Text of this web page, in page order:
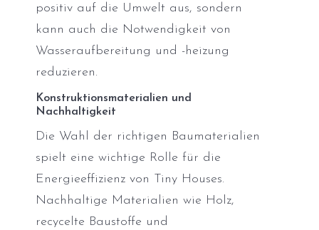
positiv auf die Umwelt aus, sondern
kann auch die Notwendigkeit von
Wasseraufbereitung und -heizung
reduzieren.
Konstruktionsmaterialien und
Nachhaltigkeit
Die Wahl der richtigen Baumaterialien
spielt eine wichtige Rolle für die
Energieeffizienz von Tiny Houses.
Nachhaltige Materialien wie Holz,
recycelte Baustoffe und